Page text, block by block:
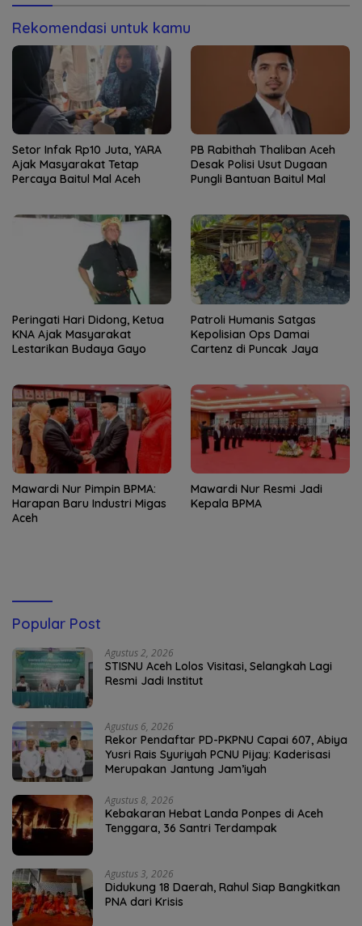
Rekomendasi untuk kamu
Setor Infak Rp10 Juta, YARA
Ajak Masyarakat Tetap
Percaya Baitul Mal Aceh
PB Rabithah Thaliban Aceh
Desak Polisi Usut Dugaan
Pungli Bantuan Baitul Mal
Peringati Hari Didong, Ketua
KNA Ajak Masyarakat
Lestarikan Budaya Gayo
Patroli Humanis Satgas
Kepolisian Ops Damai
Cartenz di Puncak Jaya
Mawardi Nur Pimpin BPMA:
Harapan Baru Industri Migas
Aceh
Mawardi Nur Resmi Jadi
Kepala BPMA
Popular Post
Agustus 2, 2026
STISNU Aceh Lolos Visitasi, Selangkah Lagi
Resmi Jadi Institut
Agustus 6, 2026
Rekor Pendaftar PD-PKPNU Capai 607, Abiya
Yusri Rais Syuriyah PCNU Pijay: Kaderisasi
Merupakan Jantung Jam’iyah
Agustus 8, 2026
Kebakaran Hebat Landa Ponpes di Aceh
Tenggara, 36 Santri Terdampak
Agustus 3, 2026
Didukung 18 Daerah, Rahul Siap Bangkitkan
PNA dari Krisis